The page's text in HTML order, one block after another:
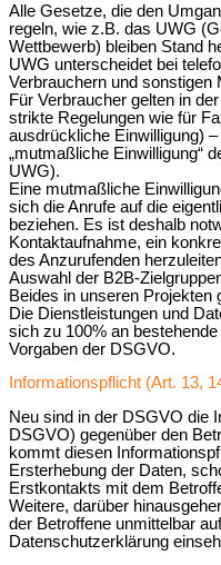
Alle Gesetze, die den
regeln, wie z.B. das UWG
Wettbewerb) bleiben Stand
UWG unterscheidet bei
Verbrauchern und sonstigen
Für Verbraucher gelten in
strikte Regelungen wie für
ausdrückliche Einwilligung)
„mutmaßliche Einwilligung“
UWG).
Eine mutmaßliche
sich die Anrufe auf die
beziehen. Es ist deshalb
Kontaktaufnahme, ein
des Anzurufenden
Auswahl der B2B-
Beides in unseren Projekten
Die Dienstleistungen und
sich zu 100% an
Vorgaben der DSGVO.
Informationspflicht (Art. 13,
Neu sind in der DSGVO die
DSGVO) gegenüber den
kommt diesen
Ersterhebung der Daten,
Erstkontakts mit dem
Weitere, darüber
der Betroffene unmittelbar
Datenschutzerklärung